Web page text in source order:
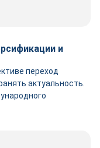
и
переход
актуальность.